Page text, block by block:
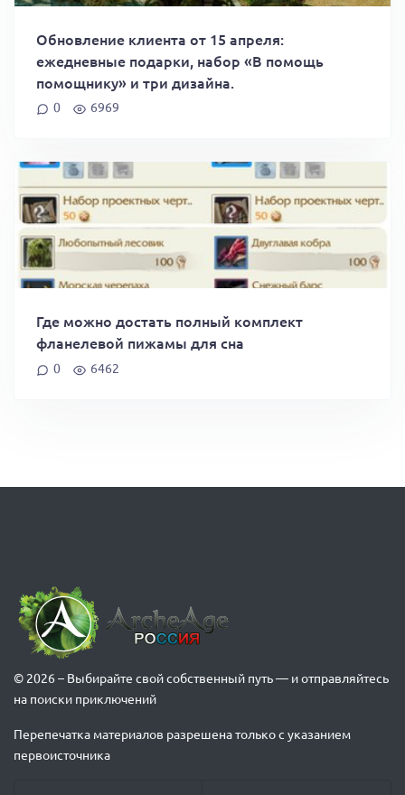
Обновление клиента от 15 апреля:
ежедневные подарки, набор «В помощь
помощнику» и три дизайна.
0 6969
Где можно достать полный комплект
фланелевой пижамы для сна
0 6462
© 2026 – Выбирайте свой собственный путь — и отправляйтесь
на поиски приключений
Перепечатка материалов разрешена только с указанием
первоисточника